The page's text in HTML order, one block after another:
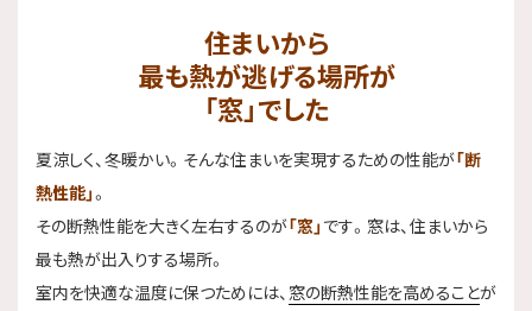
住まいから
最も熱が逃げる場所が
「窓」でした
夏涼しく、冬暖かい。そんな住まいを実現するための性能が「断
熱性能」。
その断熱性能を大きく左右するのが「窓」 です。窓は、住まいから
最も熱が出入りする場所。
室内を快適な温度に保つためには、 窓の断熱性能を高めることが